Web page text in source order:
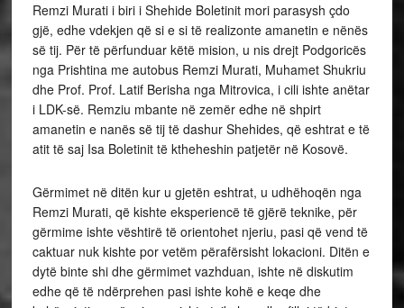
Remzi Murati i biri i Shehide Boletinit mori parasysh çdo
gjë, edhe vdekjen që si e si të realizonte amanetin e nënës
së tij. Për të përfunduar këtë mision, u nis drejt Podgoricës
nga Prishtina me autobus Remzi Murati, Muhamet Shukriu
dhe Prof. Prof. Latif Berisha nga Mitrovica, i cili ishte anëtar
i LDK-së. Remziu mbante në zemër edhe në shpirt
amanetin e nanës së tij të dashur Shehides, që eshtrat e të
atit të saj Isa Boletinit të ktheheshin patjetër në Kosovë.
Gërmimet në ditën kur u gjetën eshtrat, u udhëhoqën nga
Remzi Murati, që kishte eksperiencë të gjërë teknike, për
gërmime ishte vështirë të orientohet njeriu, pasi që vend të
caktuar nuk kishte por vetëm përafërsisht lokacioni. Ditën e
dytë binte shi dhe gërmimet vazhduan, ishte në diskutim
edhe që të ndërprehen pasi ishte kohë e keqe dhe